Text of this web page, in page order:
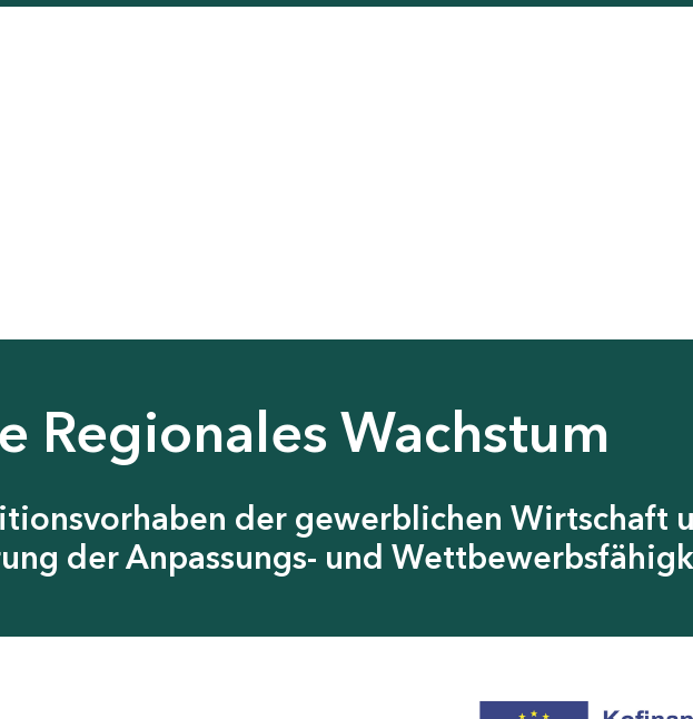
Regionales Wachstum
der gewerblichen Wirtschaft
der Anpassungs- und